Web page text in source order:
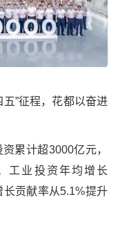
”征程，花都以奋进
资累计超3000亿元，
工业投资年均增长
贡献率从5.1%提升